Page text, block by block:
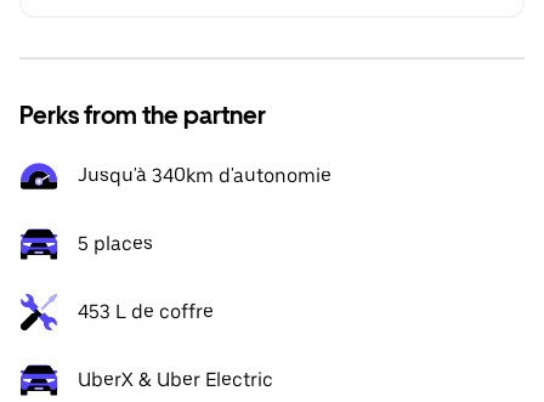
Perks from the partner
Jusqu'à 340km d'autonomie
5 places
453 L de coffre
UberX & Uber Electric